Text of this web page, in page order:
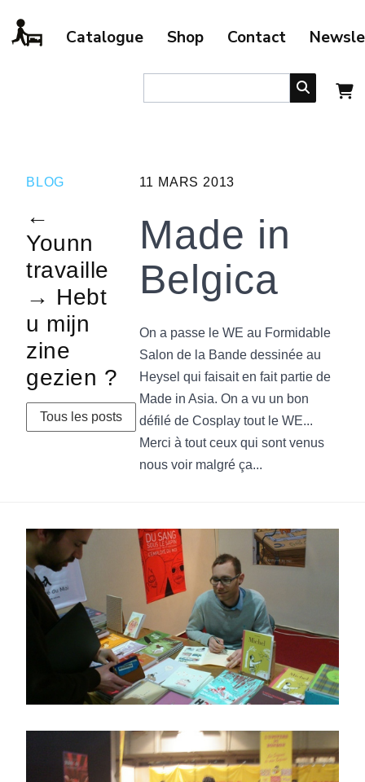
Catalogue Shop Contact
BLOG
←
Younn
travaille
→ Hebt
u mijn
zine
gezien ?
Tous les posts
11 MARS 2013
Made in
Belgica
On a passe le WE au Formidable
Salon de la Bande dessinée au
Heysel qui faisait en fait partie de
Made in Asia. On a vu un bon
défilé de Cosplay tout le WE...
Merci à tout ceux qui sont venus
nous voir malgré ça...